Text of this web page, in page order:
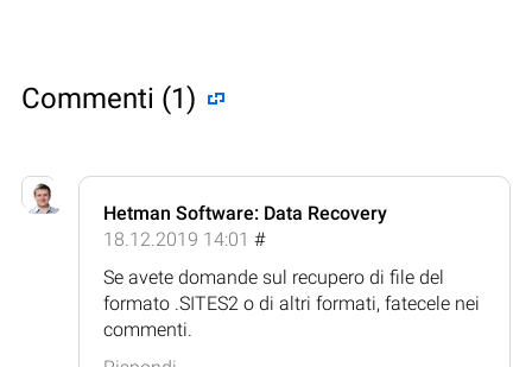
Commenti (1)
Hetman Software: Data Recovery
18.12.2019 14:01 #
Se avete domande sul recupero di file del
formato .SITES2 o di altri formati, fatecele nei
commenti.